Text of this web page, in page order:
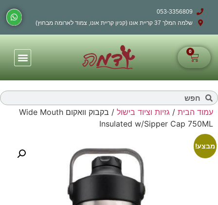
053-3356809
שלמה המלך 37 קריית אונו (קניון קריית אונו, צמוד לארומה מבחוץ)
0
עמוד הבית / גזיות וציוד בישול
/ בקבוק וואקום Wide Mouth
Insulated w/Sipper Cap 750ML
מבצע!